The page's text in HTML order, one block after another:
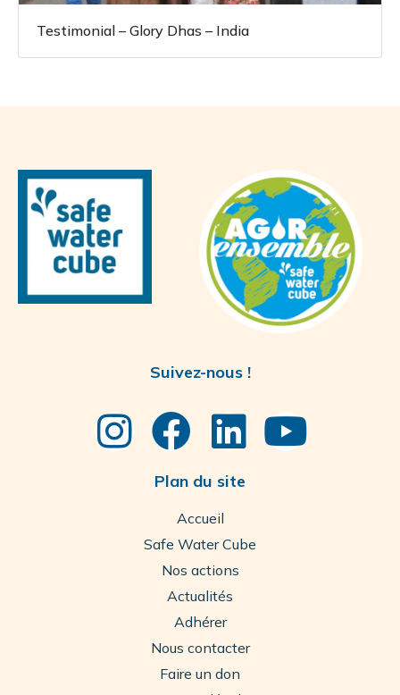
Testimonial – Glory Dhas – India
Suivez-nous !
Plan du site
Accueil
Safe Water Cube
Nos actions
Actualités
Adhérer
Nous contacter
Faire un don